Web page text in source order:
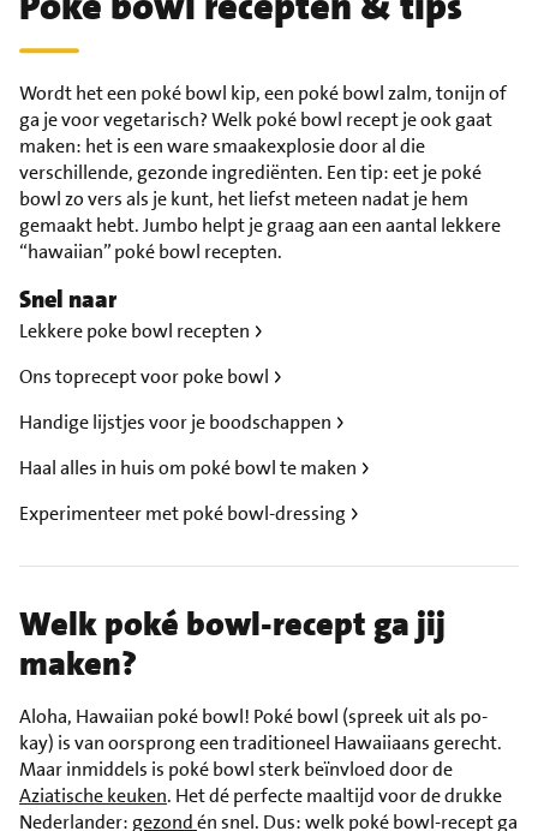
Wordt het een poké bowl kip, een poké bowl zalm, tonijn of
ga je voor vegetarisch? Welk poké bowl recept je ook gaat
maken: het is een ware smaakexplosie door al die
verschillende, gezonde ingrediënten. Een tip: eet je poké
bowl zo vers als je kunt, het liefst meteen nadat je hem
gemaakt hebt. Jumbo helpt je graag aan een aantal lekkere
“hawaiian” poké bowl recepten.
Snel naar
Lekkere poke bowl recepten
Ons toprecept voor poke bowl
Handige lijstjes voor je boodschappen
Haal alles in huis om poké bowl te maken
Experimenteer met poké bowl-dressing
Welk poké bowl-recept ga jij
maken?
Aloha, Hawaiian poké bowl! Poké bowl (spreek uit als po-
kay) is van oorsprong een traditioneel Hawaiiaans gerecht.
Maar inmiddels is poké bowl sterk beïnvloed door de
Aziatische keuken. Het dé perfecte maaltijd voor de drukke
Nederlander: gezondén snel. Dus: welk poké bowl-recept ga